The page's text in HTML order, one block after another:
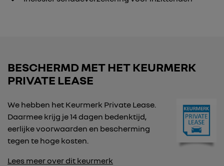
BESCHERMD MET HET KEURMERK
PRIVATE LEASE
We hebben het Keurmerk Private Lease.
Daarmee krijg je 14 dagen bedenktijd,
eerlijke voorwaarden en bescherming
tegen te hoge kosten.
Lees meer over dit keurmerk